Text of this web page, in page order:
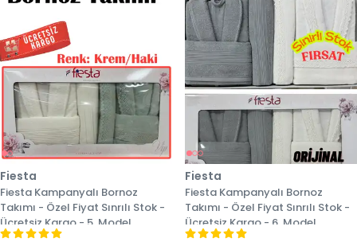
Fiesta
Fiesta Kampanyalı Bornoz
Takımı - Özel Fiyat Sınrılı Stok -
Ücretsiz Kargo - 5. Model
Fiesta
Fiesta Kampanyalı Bornoz
Takımı - Özel Fiyat Sınrılı Stok -
Ücretsiz Kargo - 6. Model